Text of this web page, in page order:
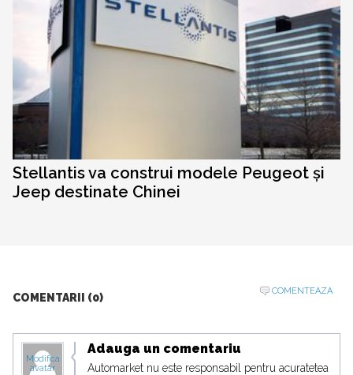
Stellantis va construi modele Peugeot și
Jeep destinate Chinei
COMENTARII (0)
COMENTEAZA
Modifica
avatar
Adauga un comentariu
Automarket nu este responsabil pentru acuratetea